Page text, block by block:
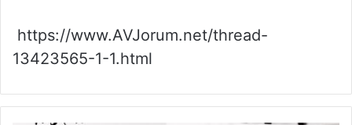
https://www.AVJorum.net/thread-
13423565-1-1.html